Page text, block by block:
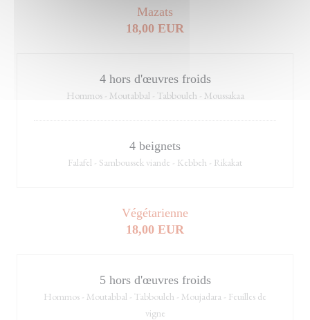
Mazats
18,00 EUR
4 hors d'œuvres froids
Hommos - Moutabbal - Tabbouleh - Moussakaa
4 beignets
Falafel - Samboussek viande - Kebbeh - Rikakat
Végétarienne
18,00 EUR
5 hors d'œuvres froids
Hommos - Moutabbal - Tabbouleh - Moujadara - Feuilles de
vigne